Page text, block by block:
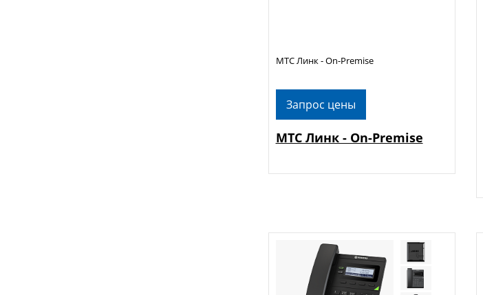
Запрос цены
МТС Линк - On-Premise
МТС Линк - On-Premise